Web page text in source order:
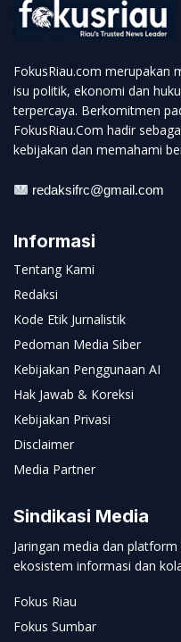
FokusRiau.com merupakan
isu politik, ekonomi dan
terpercaya. Berkomitmen
FokusRiau.Com hadir
kebijakan dan memahami
redaksifrc@gmail.com
Informasi
Tentang Kami
Redaksi
Kode Etik Jurnalistik
Pedoman Media Siber
Kebijakan Penggunaan AI
Hak Jawab & Koreksi
Kebijakan Privasi
Disclaimer
Media Partner
Sindikasi Media
Jaringan media dan
ekosistem informasi dan
Fokus Riau
Fokus Sumbar